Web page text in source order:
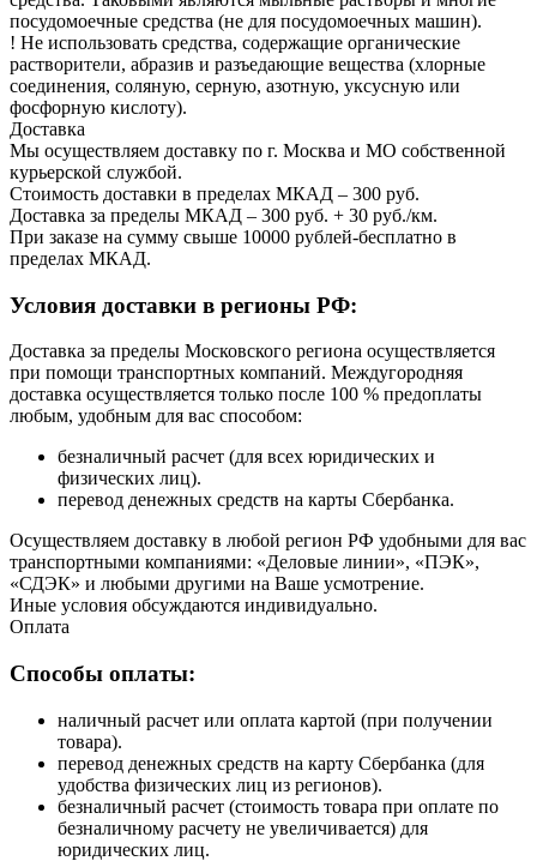
посудомоечные средства (не для посудомоечных машин).
! Не использовать средства, содержащие органические
растворители, абразив и разъедающие вещества (хлорные
соединения, соляную, серную, азотную, уксусную или
фосфорную кислоту).
Доставка
Мы осуществляем доставку по г. Москва и МО собственной
курьерской службой.
Стоимость доставки в пределах МКАД – 300 руб.
Доставка за пределы МКАД – 300 руб. + 30 руб./км.
При заказе на сумму свыше 10000 рублей-бесплатно в
пределах МКАД.
Условия доставки в регионы РФ:
Доставка за пределы Московского региона осуществляется
при помощи транспортных компаний. Междугородняя
доставка осуществляется только после 100 % предоплаты
любым, удобным для вас способом:
безналичный расчет (для всех юридических и
физических лиц).
перевод денежных средств на карты Сбербанка.
Осуществляем доставку в любой регион РФ удобными для вас
транспортными компаниями: «Деловые линии», «ПЭК»,
«СДЭК» и любыми другими на Ваше усмотрение.
Иные условия обсуждаются индивидуально.
Оплата
Способы оплаты:
наличный расчет или оплата картой (при получении
товара).
перевод денежных средств на карту Сбербанка (для
удобства физических лиц из регионов).
безналичный расчет (стоимость товара при оплате по
безналичному расчету не увеличивается) для
юридических лиц.